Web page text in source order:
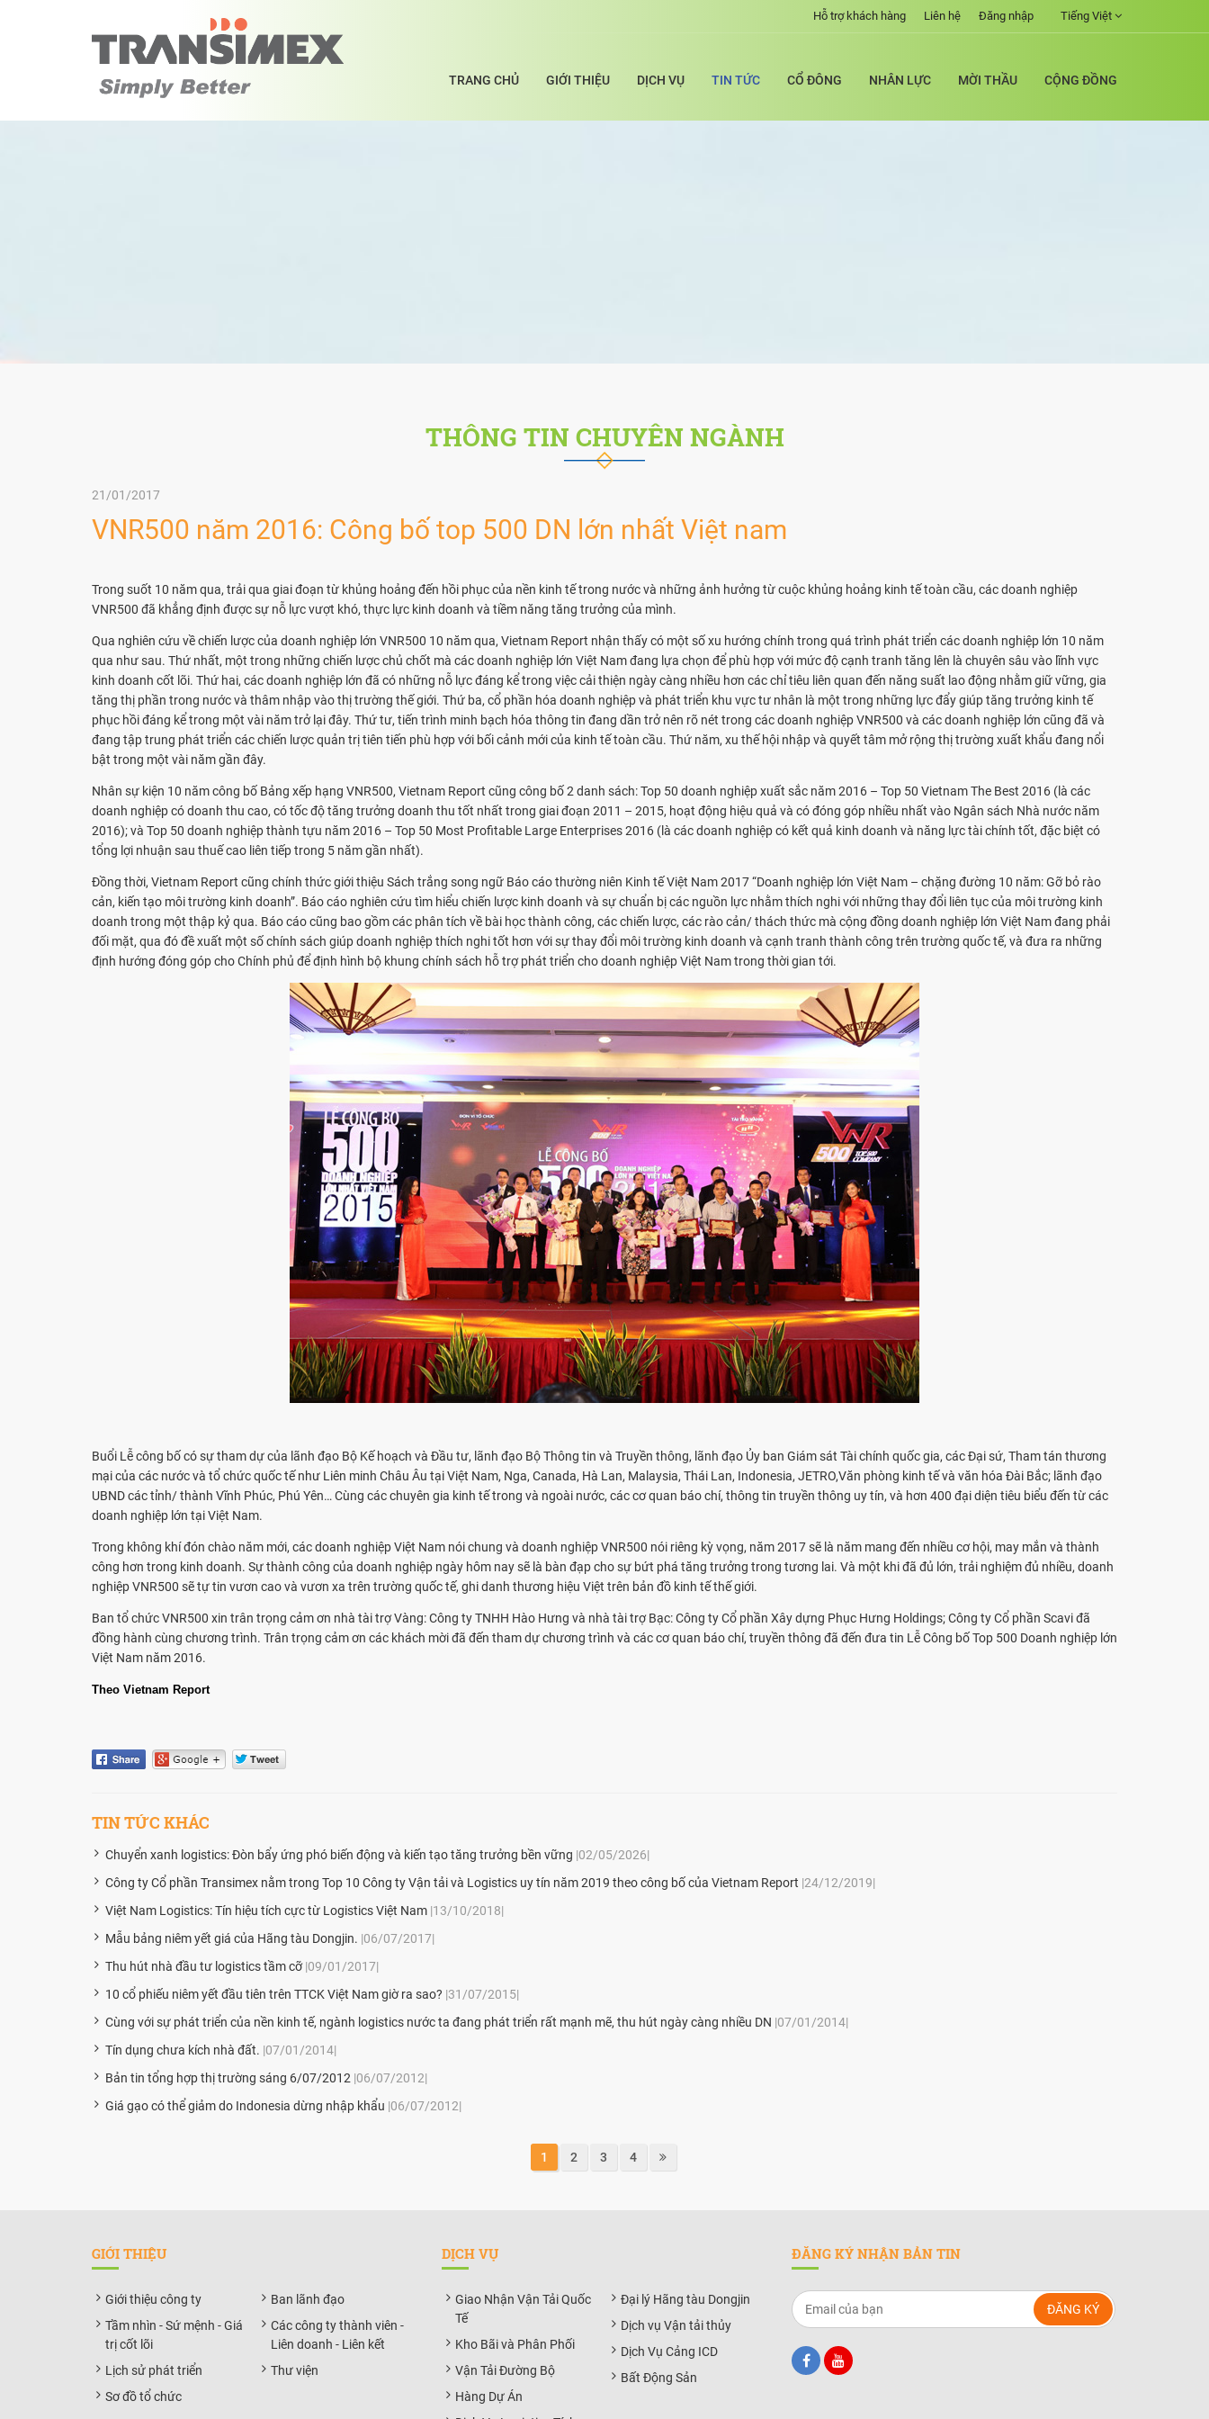
Tiếng Việt
Đăng nhập
Liên hệ
Hỗ trợ khách hàng
TRANG CHỦ GIỚI THIỆU DỊCH VỤ TIN TỨC CỔ ĐÔNG NHÂN LỰC MỜI THẦU CỘNG ĐỒNG
THÔNG TIN CHUYÊN NGÀNH
21/01/2017
VNR500 năm 2016: Công bố top 500 DN lớn nhất Việt nam
Trong suốt 10 năm qua, trải qua giai đoạn từ khủng hoảng đến hồi phục của nền kinh tế trong nước và những ảnh hưởng từ cuộc khủng hoảng kinh tế toàn cầu, các doanh nghiệp
VNR500 đã khẳng định được sự nỗ lực vượt khó, thực lực kinh doanh và tiềm năng tăng trưởng của mình.
Qua nghiên cứu về chiến lược của doanh nghiệp lớn VNR500 10 năm qua, Vietnam Report nhận thấy có một số xu hướng chính trong quá trình phát triển các doanh nghiệp lớn 10 năm
qua như sau. Thứ nhất, một trong những chiến lược chủ chốt mà các doanh nghiệp lớn Việt Nam đang lựa chọn để phù hợp với mức độ cạnh tranh tăng lên là chuyên sâu vào lĩnh vực
kinh doanh cốt lõi. Thứ hai, các doanh nghiệp lớn đã có những nỗ lực đáng kể trong việc cải thiện ngày càng nhiều hơn các chỉ tiêu liên quan đến năng suất lao động nhằm giữ vững, gia
tăng thị phần trong nước và thâm nhập vào thị trường thế giới. Thứ ba, cổ phần hóa doanh nghiệp và phát triển khu vực tư nhân là một trong những lực đẩy giúp tăng trưởng kinh tế
phục hồi đáng kể trong một vài năm trở lại đây. Thứ tư, tiến trình minh bạch hóa thông tin đang dần trở nên rõ nét trong các doanh nghiệp VNR500 và các doanh nghiệp lớn cũng đã và
đang tập trung phát triển các chiến lược quản trị tiên tiến phù hợp với bối cảnh mới của kinh tế toàn cầu. Thứ năm, xu thế hội nhập và quyết tâm mở rộng thị trường xuất khẩu đang nổi
bật trong một vài năm gần đây.
Nhân sự kiện 10 năm công bố Bảng xếp hạng VNR500, Vietnam Report cũng công bố 2 danh sách: Top 50 doanh nghiệp xuất sắc năm 2016 – Top 50 Vietnam The Best 2016 (là các
doanh nghiệp có doanh thu cao, có tốc độ tăng trưởng doanh thu tốt nhất trong giai đoạn 2011 – 2015, hoạt động hiệu quả và có đóng góp nhiều nhất vào Ngân sách Nhà nước năm
2016); và Top 50 doanh nghiệp thành tựu năm 2016 – Top 50 Most Profitable Large Enterprises 2016 (là các doanh nghiệp có kết quả kinh doanh và năng lực tài chính tốt, đặc biệt có
tổng lợi nhuận sau thuế cao liên tiếp trong 5 năm gần nhất).
Đồng thời, Vietnam Report cũng chính thức giới thiệu Sách trắng song ngữ Báo cáo thường niên Kinh tế Việt Nam 2017 “Doanh nghiệp lớn Việt Nam – chặng đường 10 năm: Gỡ bỏ rào
cản, kiến tạo môi trường kinh doanh”. Báo cáo nghiên cứu tìm hiểu chiến lược kinh doanh và sự chuẩn bị các nguồn lực nhằm thích nghi với những thay đổi liên tục của môi trường kinh
doanh trong một thập kỷ qua. Báo cáo cũng bao gồm các phân tích về bài học thành công, các chiến lược, các rào cản/ thách thức mà cộng đồng doanh nghiệp lớn Việt Nam đang phải
đối mặt, qua đó đề xuất một số chính sách giúp doanh nghiệp thích nghi tốt hơn với sự thay đổi môi trường kinh doanh và cạnh tranh thành công trên trường quốc tế, và đưa ra những
định hướng đóng góp cho Chính phủ để định hình bộ khung chính sách hỗ trợ phát triển cho doanh nghiệp Việt Nam trong thời gian tới.
Buổi Lễ công bố có sự tham dự của lãnh đạo Bộ Kế hoạch và Đầu tư, lãnh đạo Bộ Thông tin và Truyền thông, lãnh đạo Ủy ban Giám sát Tài chính quốc gia, các Đại sứ, Tham tán thương
mại của các nước và tổ chức quốc tế như Liên minh Châu Âu tại Việt Nam, Nga, Canada, Hà Lan, Malaysia, Thái Lan, Indonesia, JETRO,Văn phòng kinh tế và văn hóa Đài Bắc; lãnh đạo
UBND các tỉnh/ thành Vĩnh Phúc, Phú Yên… Cùng các chuyên gia kinh tế trong và ngoài nước, các cơ quan báo chí, thông tin truyền thông uy tín, và hơn 400 đại diện tiêu biểu đến từ các
doanh nghiệp lớn tại Việt Nam.
Trong không khí đón chào năm mới, các doanh nghiệp Việt Nam nói chung và doanh nghiệp VNR500 nói riêng kỳ vọng, năm 2017 sẽ là năm mang đến nhiều cơ hội, may mắn và thành
công hơn trong kinh doanh. Sự thành công của doanh nghiệp ngày hôm nay sẽ là bàn đạp cho sự bứt phá tăng trưởng trong tương lai. Và một khi đã đủ lớn, trải nghiệm đủ nhiều, doanh
nghiệp VNR500 sẽ tự tin vươn cao và vươn xa trên trường quốc tế, ghi danh thương hiệu Việt trên bản đồ kinh tế thế giới.
Ban tổ chức VNR500 xin trân trọng cảm ơn nhà tài trợ Vàng: Công ty TNHH Hào Hưng và nhà tài trợ Bạc: Công ty Cổ phần Xây dựng Phục Hưng Holdings; Công ty Cổ phần Scavi đã
đồng hành cùng chương trình. Trân trọng cảm ơn các khách mời đã đến tham dự chương trình và các cơ quan báo chí, truyền thông đã đến đưa tin Lễ Công bố Top 500 Doanh nghiệp lớn
Việt Nam năm 2016.
Theo Vietnam Report
TIN TỨC KHÁC
Chuyển xanh logistics: Đòn bẩy ứng phó biến động và kiến tạo tăng trưởng bền vững |02/05/2026|
Công ty Cổ phần Transimex nằm trong Top 10 Công ty Vận tải và Logistics uy tín năm 2019 theo công bố của Vietnam Report |24/12/2019|
Việt Nam Logistics: Tín hiệu tích cực từ Logistics Việt Nam |13/10/2018|
Mẫu bảng niêm yết giá của Hãng tàu Dongjin. |06/07/2017|
Thu hút nhà đầu tư logistics tầm cỡ |09/01/2017|
10 cổ phiếu niêm yết đầu tiên trên TTCK Việt Nam giờ ra sao? |31/07/2015|
Cùng với sự phát triển của nền kinh tế, ngành logistics nước ta đang phát triển rất mạnh mẽ, thu hút ngày càng nhiều DN |07/01/2014|
Tín dụng chưa kích nhà đất. |07/01/2014|
Bản tin tổng hợp thị trường sáng 6/07/2012 |06/07/2012|
Giá gạo có thể giảm do Indonesia dừng nhập khẩu |06/07/2012|
1 2 3 4
GIỚI THIỆU
Giới thiệu công ty
Tầm nhìn - Sứ mệnh - Giá
trị cốt lõi
Lịch sử phát triển
Sơ đồ tổ chức
Ban lãnh đạo
Các công ty thành viên -
Liên doanh - Liên kết
Thư viện
DỊCH VỤ
Giao Nhận Vận Tải Quốc
Tế
Kho Bãi và Phân Phối
Vận Tải Đường Bộ
Hàng Dự Án
Đại lý Hãng tàu Dongjin
Dịch vụ Vận tải thủy
Dịch Vụ Cảng ICD
Bất Động Sản
ĐĂNG KÝ NHẬN BẢN TIN
ĐĂNG KÝ